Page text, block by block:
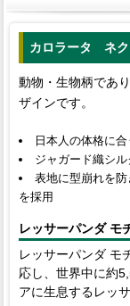
カロラータ ネク
動物・生物柄であ
ザインです。
日本人の体格に
ジャガード織シル
表地に型崩れを
を採用
レッサーパンダ モ
レッサーパンダ モ
応し、世界中に約
アに生息するレッ